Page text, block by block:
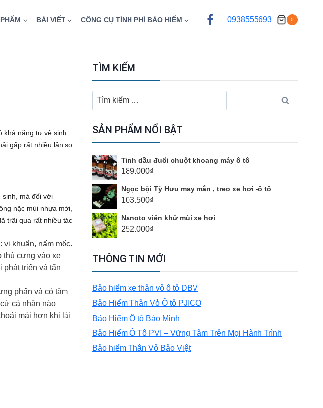
BÀI VIẾT CÔNG CỤ TÍNH PHÍ BẢO HIỂM 0938555693 0
khả năng tự vệ sinh
gấp rất nhiều lần so
sinh, mà đối với
nặc mùi nhựa mới,
trãi qua rất nhiều tác
vi khuẩn, nấm mốc.
thú cưng vào xe
phát triển và tấn
phấn và có tâm
cá nhân nào
mái hơn khi lái
TÌM KIẾM
Tìm
kiếm
SẢN PHẨM NỔI BẬT
Tinh dầu đuổi chuột khoang máy ô tô
189.000₫
Ngọc bội Tỳ Hưu may mắn , treo xe hơi -ô tô
103.500₫
Nanoto viên khử mùi xe hơi
252.000₫
THÔNG TIN MỚI
Bảo hiểm xe thân vỏ ô tô DBV
Bảo Hiểm Thân Vỏ Ô tô PJICO
Bảo Hiểm Ô tô Bảo Minh
Bảo Hiểm Ô Tô PVI – Vững Tâm Trên Mọi Hành Trình
Bảo hiểm Thân Vỏ Bảo Việt